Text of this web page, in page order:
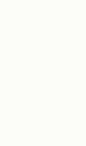
Choisissez,
vélo avec